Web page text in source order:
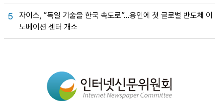
5
자이스, “독일 기술을 한국 속도로”…용인에 첫 글로벌 반도체 이
노베이션 센터 개소